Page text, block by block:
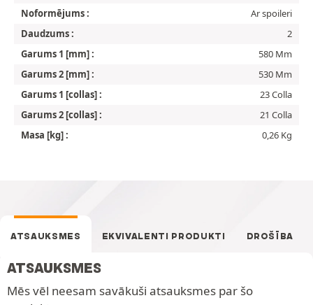
Noformējums :
Ar spoileri
Daudzums :
2
Garums 1 [mm] :
580 Mm
Garums 2 [mm] :
530 Mm
Garums 1 [collas] :
23 Colla
Garums 2 [collas] :
21 Colla
Masa [kg] :
0,26 Kg
ATSAUKSMES EKVIVALENTI PRODUKTI DROŠĪBA
ATSAUKSMES
Mēs vēl neesam savākuši atsauksmes par šo